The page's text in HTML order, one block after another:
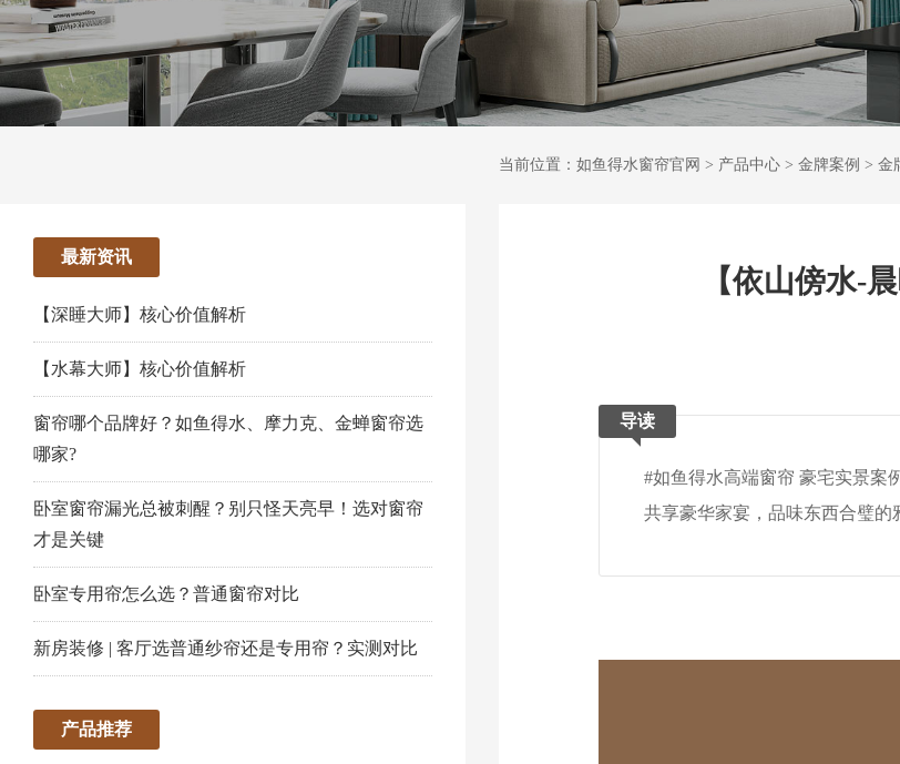
最新资讯
【深睡大师】核心价值解析
【水幕大师】核心价值解析
窗帘哪个品牌好？如鱼得水、摩力克、金蝉窗帘选
哪家?
卧室窗帘漏光总被刺醒？别只怪天亮早！选对窗帘
才是关键
卧室专用帘怎么选？普通窗帘对比
新房装修 | 客厅选普通纱帘还是专用帘？实测对比
产品推荐
当前位置： 如鱼得水窗帘官网 > 产品中心 > 金牌案例 > 金
【依山傍水-
导读
#如鱼得水高端窗帘 豪宅实景案
共享豪华家宴，品味东西合璧的